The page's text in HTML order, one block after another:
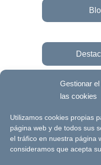
Gestionar
las cookies
Utilizamos cookies propias
página web y de todos sus
el tráfico en nuestra página
consideramos que acepta
Únete a la
© Futuro